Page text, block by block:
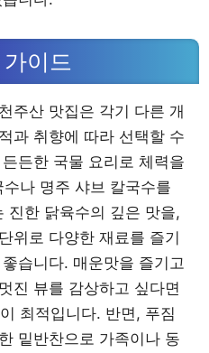
이드
주산 맛집은 각기 다른 개
과 취향에 따라 선택할 수
든한 국물 요리로 체력을
나 명주 샤브 칼국수를
진한 닭육수의 깊은 맛을,
위로 다양한 재료를 즐기
습니다. 매운맛을 즐기고
진 뷰를 감상하고 싶다면
최적입니다. 반면, 푸짐
밑반찬으로 가족이나 동